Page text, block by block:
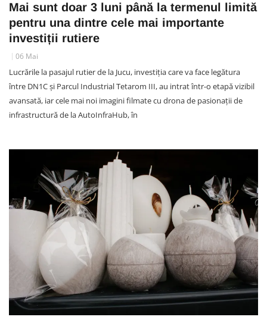
Mai sunt doar 3 luni până la termenul limită
pentru una dintre cele mai importante
investiții rutiere
06 Mai
Lucrările la pasajul rutier de la Jucu, investiția care va face legătura
între DN1C și Parcul Industrial Tetarom III, au intrat într-o etapă vizibil
avansată, iar cele mai noi imagini filmate cu drona de pasionații de
infrastructură de la AutoInfraHub, în